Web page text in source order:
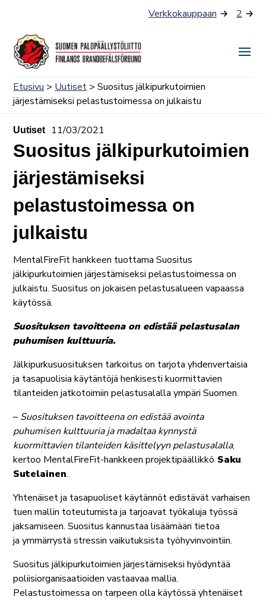
Verkkokauppaan 2
Etusivu > Uutiset > Suositus jälkipurkutoimien
järjestämiseksi pelastustoimessa on julkaistu
Uutiset 11/03/2021
Suositus jälkipurkutoimien
järjestämiseksi
pelastustoimessa on
julkaistu
MentalFireFit hankkeen tuottama Suositus
jälkipurkutoimien järjestämiseksi pelastustoimessa on
julkaistu. Suositus on jokaisen pelastusalueen vapaassa
käytössä.
Suosituksen tavoitteena on edistää pelastusalan
puhumisen kulttuuria.
Jälkipurkusuosituksen tarkoitus on tarjota yhdenvertaisia
ja tasapuolisia käytäntöjä henkisesti kuormittavien
tilanteiden jatkotoimiin pelastusalalla ympäri Suomen.
– Suosituksen tavoitteena on edistää avointa
puhumisen kulttuuria ja madaltaa kynnystä
kuormittavien tilanteiden käsittelyyn pelastusalalla,
kertoo MentalFireFit-hankkeen projektipäällikkö Saku
Sutelainen.
Yhtenäiset ja tasapuoliset käytännöt edistävät varhaisen
tuen mallin toteutumista ja tarjoavat työkaluja työssä
jaksamiseen. Suositus kannustaa lisäämään tietoa
ja ymmärrystä stressin vaikutuksista työhyvinvointiin.
Suositus jälkipurkutoimien järjestämiseksi hyödyntää
poliisiorganisaatioiden vastaavaa mallia.
Pelastustoimessa on tarpeen olla käytössä yhtenäiset